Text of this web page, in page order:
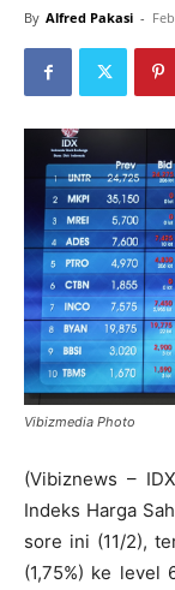
By Alfred Pakasi -
Vibizmedia Photo
(Vibiznews –
Indeks Harga
sore ini (11/2),
(1,75%) ke level